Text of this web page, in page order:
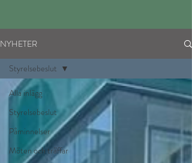
NYHETER
Alla inlägg
Styrelsebeslut
Påminnelser
Möten och träffar
Styrelsebeslut